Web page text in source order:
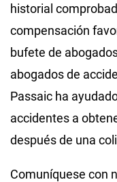
historial
compensación
bufete de
abogados de
Passaic ha
accidentes a
después de una
Comuníquese con